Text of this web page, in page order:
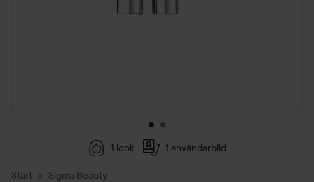
1 look 1 användarbild
Start Sigma Beauty